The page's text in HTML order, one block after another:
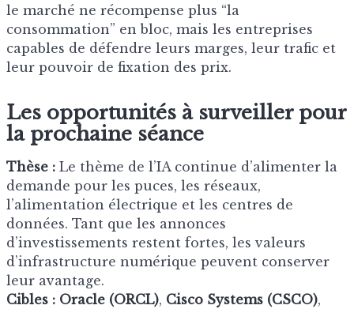
le marché ne récompense plus “la
consommation” en bloc, mais les entreprises
capables de défendre leurs marges, leur trafic et
leur pouvoir de fixation des prix.
Les opportunités à surveiller pour
la prochaine séance
Thèse : Le thème de l’IA continue d’alimenter la
demande pour les puces, les réseaux,
l’alimentation électrique et les centres de
données. Tant que les annonces
d’investissements restent fortes, les valeurs
d’infrastructure numérique peuvent conserver
leur avantage.
Cibles : Oracle (ORCL), Cisco Systems (CSCO),